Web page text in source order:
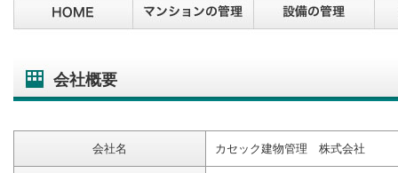
会社概要
会社名 カセック建物管理 株式会社